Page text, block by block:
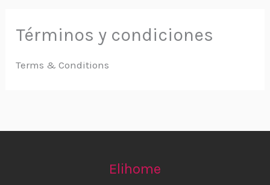
Términos y condiciones
Terms & Conditions
Elihome